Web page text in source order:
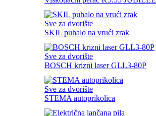
Sve za dvorište
SKIL puhalo na vrući zrak
Sve za dvorište
BOSCH krizni laser GLL3-80P
Sve za dvorište
STEMA autoprikolica